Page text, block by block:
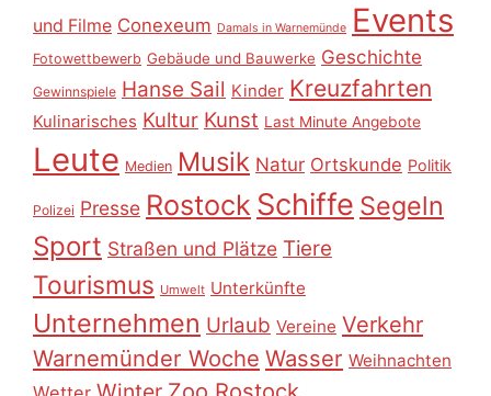
und Filme Conexeum Damals in Warnemünde Events
Fotowettbewerb Gebäude und Bauwerke Geschichte
Gewinnspiele Hanse Sail Kinder Kreuzfahrten
Kulinarisches Kultur Kunst Last Minute Angebote
Leute Medien Musik Natur Ortskunde Politik
Polizei Presse Rostock Schiffe Segeln
Sport Straßen und Plätze Tiere
Tourismus Umwelt Unterkünfte
Unternehmen Urlaub Vereine Verkehr
Warnemünder Woche Wasser Weihnachten